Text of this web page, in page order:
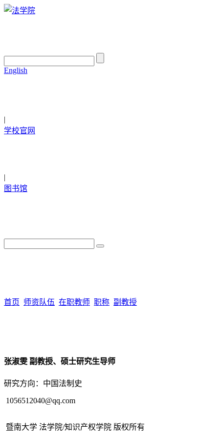
English
|
学校官网
|
图书馆
首页 师资队伍 在职教师 职称 副教授
张淑雯 副教授、硕士研究生导师
研究方向：中国法制史
1056512040@qq.com
暨南大学 法学院/知识产权学院 版权所有